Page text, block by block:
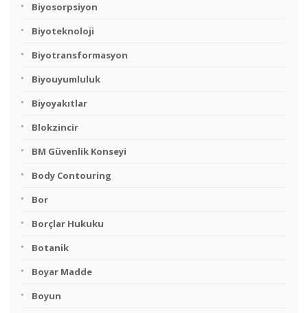
Biyosorpsiyon
Biyoteknoloji
Biyotransformasyon
Biyouyumluluk
Biyoyakıtlar
Blokzincir
BM Güvenlik Konseyi
Body Contouring
Bor
Borçlar Hukuku
Botanik
Boyar Madde
Boyun